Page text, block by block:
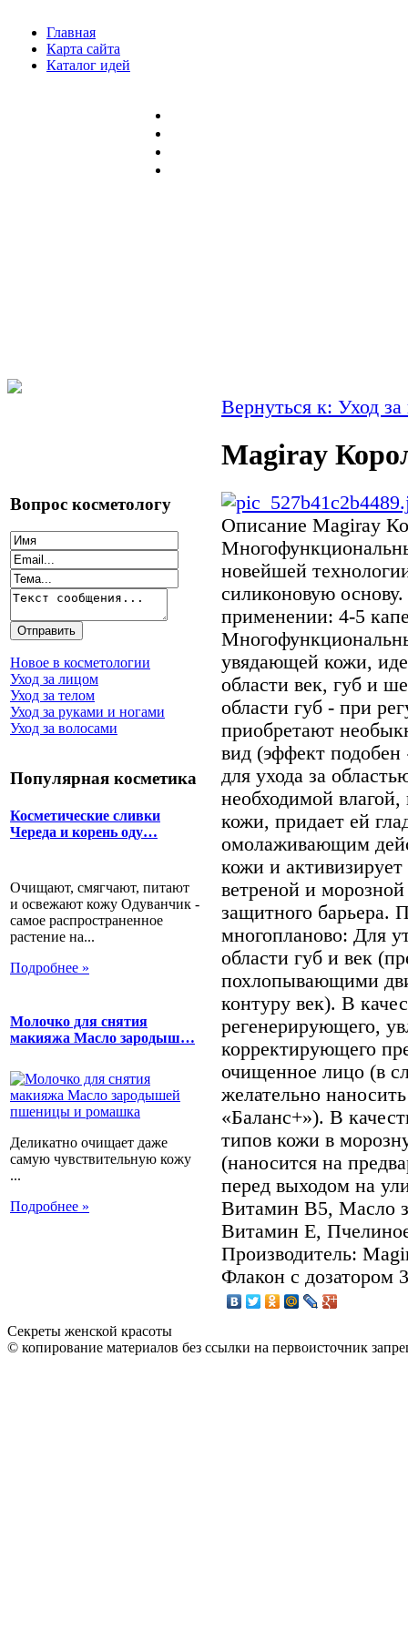
Главная
Карта сайта
Каталог идей
Вопрос косметологу
Новое в косметологии
Уход за лицом
Уход за телом
Уход за руками и ногами
Уход за волосами
Популярная косметика
Косметические сливки
Череда и корень оду…
Очищают, смягчают, питают
и освежают кожу Одуванчик -
самое распространенное
растение на...
Подробнее »
Молочко для снятия
макияжа Масло зародыш…
Деликатно очищает даже
самую чувствительную кожу
...
Подробнее »
Вернуться к: Уход за
Magiray
Описание Magiray
новейшей
силиконовую
применении: 4-5
увядающей кожи,
области век, губ и
области губ - при
приобретают
вид (эффект
для ухода за
необходимой влагой,
кожи, придает ей
омолаживающим
кожи и
ветреной и
защитного барьера.
многопланово: Для
области губ и век
похлопывающими
контуру век). В
регенерирующего,
корректирующего
очищенное лицо (в
желательно
«Баланс+»). В
типов кожи в
(наносится на
перед выходом на
Витамин В5, Масло
Витамин Е,
Производитель:
Флакон с дозатором
Секреты женской красоты
© копирование материалов без ссылки на первоисточник